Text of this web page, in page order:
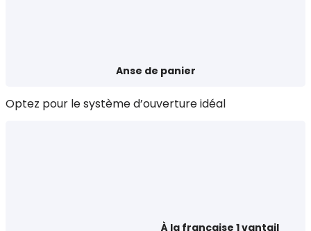
Anse de panier
Optez pour le système d’ouverture idéal
À la française 1 vantail